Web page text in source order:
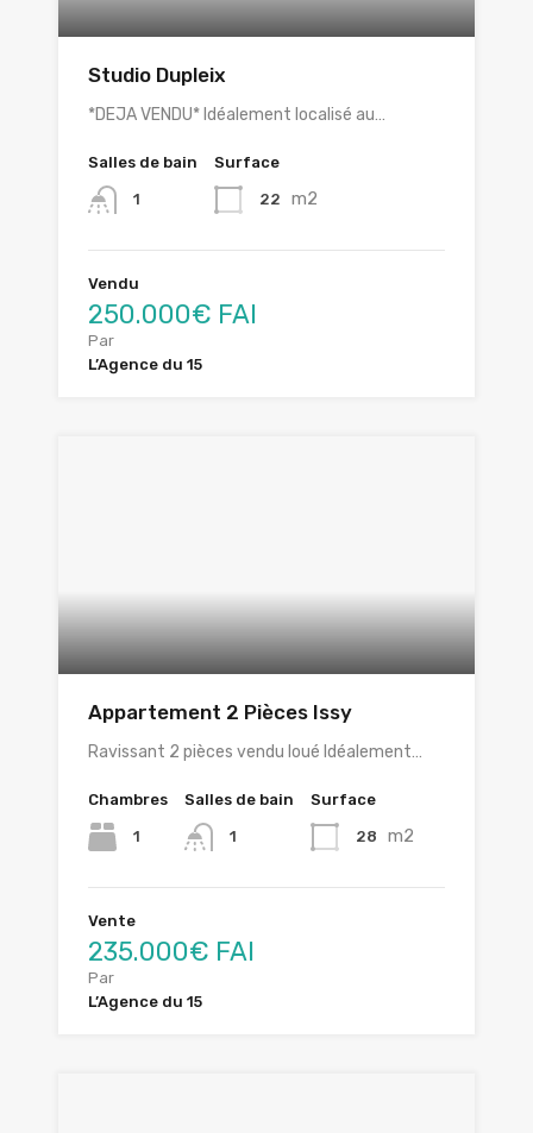
Studio Dupleix
*DEJA VENDU* Idéalement localisé au…
Salles de bain
1
Surface
22 m2
Vendu
250.000€ FAI
Par
L’Agence du 15
Appartement 2 Pièces Issy
Ravissant 2 pièces vendu loué Idéalement…
Chambres
1
Salles de bain
1
Surface
28 m2
Vente
235.000€ FAI
Par
L’Agence du 15